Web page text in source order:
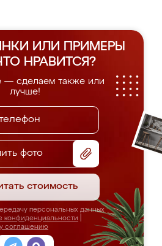
ИЛИ ПРИМЕРЫ
НРАВИТСЯ?
— сделаем также или
лучше!
фото
стоимость
персональных данных
конфиденциальности
соглашению